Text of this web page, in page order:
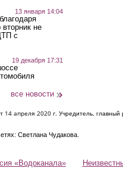
13 января 14:04
не
с
19 декабря 17:31
все новости
14 апреля 2020 г. Учредитель,
Светлана Чудакова.
«Водоканала»